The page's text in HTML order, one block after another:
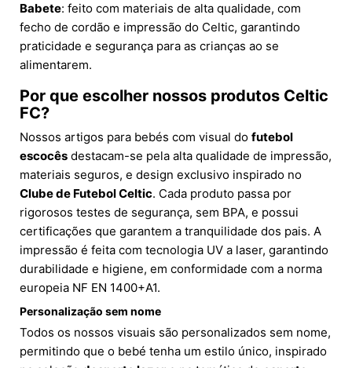
Babete: feito com materiais de alta qualidade, com
fecho de cordão e impressão do Celtic, garantindo
praticidade e segurança para as crianças ao se
alimentarem.
Por que escolher nossos produtos Celtic
FC?
Nossos artigos para bebés com visual do futebol
escocês destacam-se pela alta qualidade de impressão,
materiais seguros, e design exclusivo inspirado no
Clube de Futebol Celtic. Cada produto passa por
rigorosos testes de segurança, sem BPA, e possui
certificações que garantem a tranquilidade dos pais. A
impressão é feita com tecnologia UV a laser, garantindo
durabilidade e higiene, em conformidade com a norma
europeia NF EN 1400+A1.
Personalização sem nome
Todos os nossos visuais são personalizados sem nome,
permitindo que o bebé tenha um estilo único, inspirado